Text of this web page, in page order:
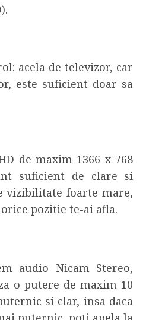
acela de televizor, car
este suficient doar sa
de maxim 1366 x 768
suficient de clare si
foarte mare,
pozitie te-ai afla.
audio Nicam Stereo,
o putere de maxim 10
si clar, insa daca